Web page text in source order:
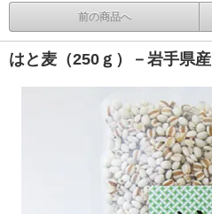
前の商品へ
はと麦（250ｇ）－岩手県産